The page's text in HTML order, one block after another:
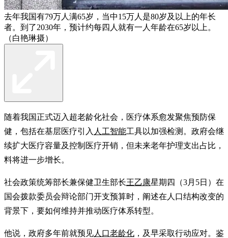
去年我国有79万人满65岁，当中15万人是80岁及以上的年长
者。到了2030年，预计约每四人就有一人年龄在65岁以上。
（白艳琳摄）
随着我国正式迈入超老龄化社会，医疗体系愈发聚焦预防保
健，包括在基层医疗引入 人工智能工具以加强检测。政府会继
续扩大医疗容量及控制医疗开销，但未来老年护理支出占比，
料将进一步增长。
社会政策统筹部长兼保健卫生部长王乙康星期四（3月5日）在
国会拨款委员会辩论部门开支预算时，阐述在人口结构改变的
背景下，要如何维持并推动医疗体系转型。
他说，政府多年前就预见人口老龄化 ，及早采取行动应对。鉴